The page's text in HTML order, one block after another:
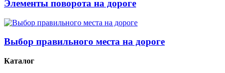
Элементы поворота на дороге
Выбор правильного места на дороге
Каталог